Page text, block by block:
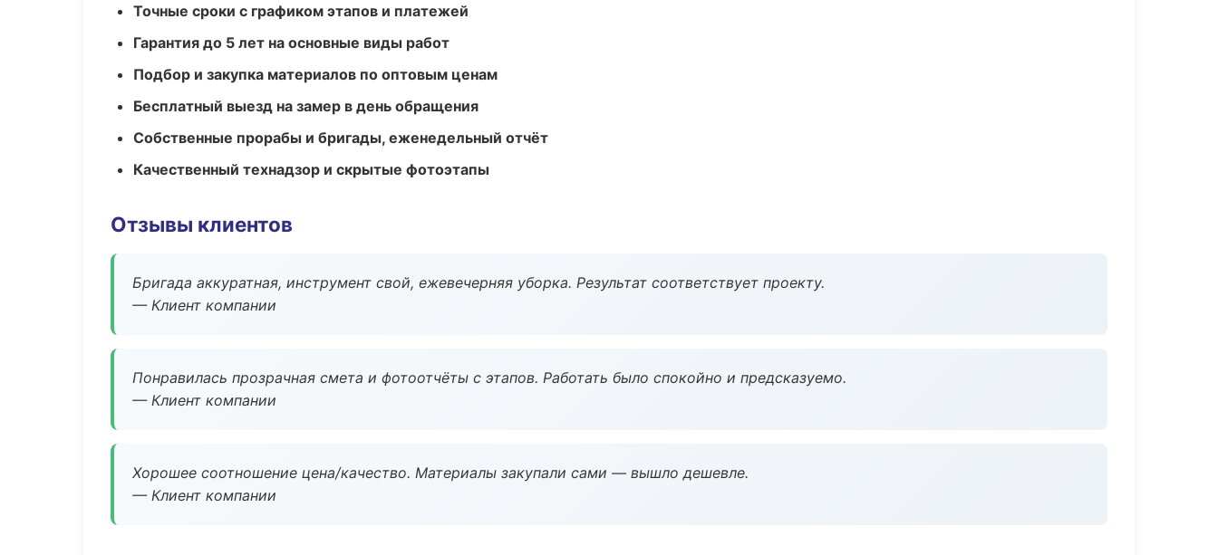
Точные сроки с графиком этапов и платежей
Гарантия до 5 лет на основные виды работ
Подбор и закупка материалов по оптовым ценам
Бесплатный выезд на замер в день обращения
Собственные прорабы и бригады, еженедельный отчёт
Качественный технадзор и скрытые фотоэтапы
Отзывы клиентов
Бригада аккуратная, инструмент свой, ежевечерняя уборка. Результат соответствует проекту.
— Клиент компании
Понравилась прозрачная смета и фотоотчёты с этапов. Работать было спокойно и предсказуемо.
— Клиент компании
Хорошее соотношение цена/качество. Материалы закупали сами — вышло дешевле.
— Клиент компании